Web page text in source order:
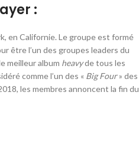
:
en Californie. Le groupe est formé
être l’un des groupes leaders du
meilleur album heavyde tous les
comme l’un des « Big Four» des
les membres annoncent la fin du